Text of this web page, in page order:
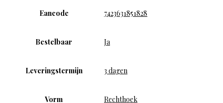
Eancode 7423631851828
Bestelbaar Ja
Leveringstermijn 3 dagen
Vorm Rechthoek